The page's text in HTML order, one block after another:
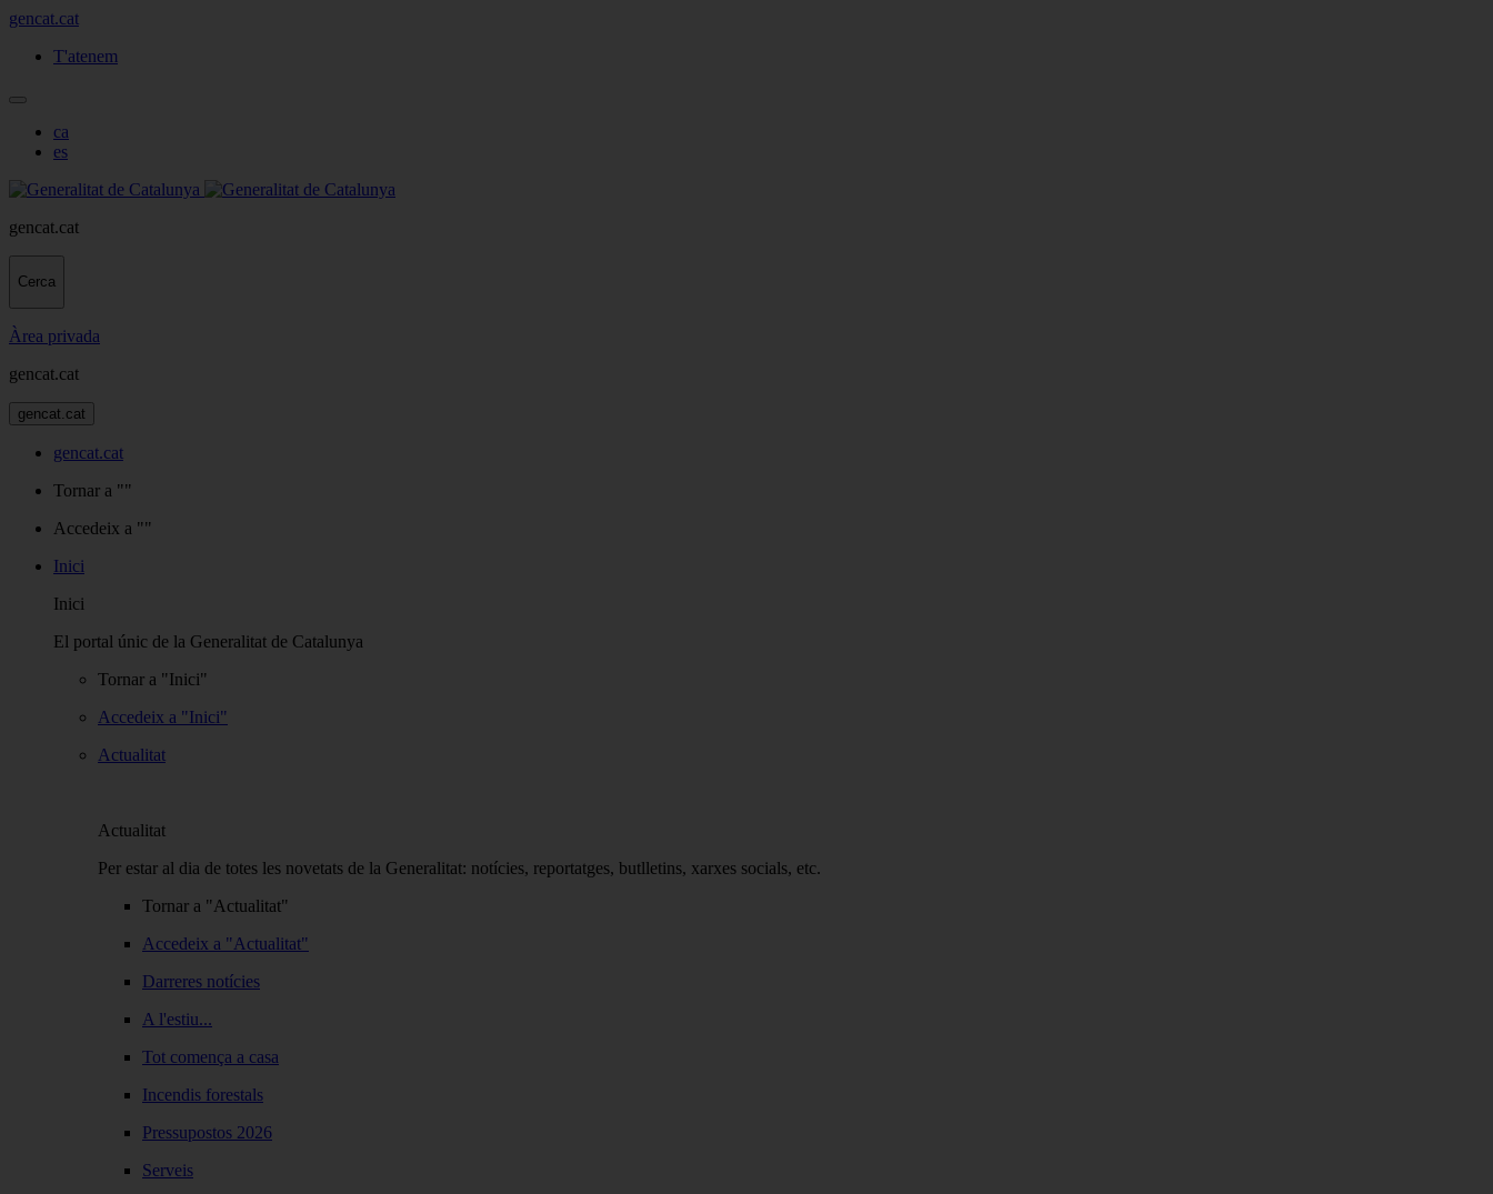
gencat.cat
T'atenem
ca
es
gencat.cat
Cerca
Àrea privada
gencat.cat
gencat.cat
gencat.cat
Tornar a ""
Accedeix a ""
Inici
Inici
El portal únic de la Generalitat de Catalunya
Tornar a "Inici"
Accedeix a "Inici"
Actualitat
Actualitat
Per estar al dia de totes les novetats de la Generalitat: notícies, reportatges, butlletins, xarxes socials, etc.
Tornar a "Actualitat"
Accedeix a "Actualitat"
Darreres notícies
A l'estiu...
Tot comença a casa
Incendis forestals
Pressupostos 2026
Serveis